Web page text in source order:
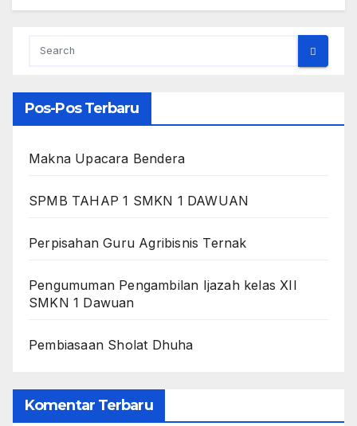
Pos-Pos Terbaru
Makna Upacara Bendera
SPMB TAHAP 1 SMKN 1 DAWUAN
Perpisahan Guru Agribisnis Ternak
Pengumuman Pengambilan Ijazah kelas XII
SMKN 1 Dawuan
Pembiasaan Sholat Dhuha
Komentar Terbaru